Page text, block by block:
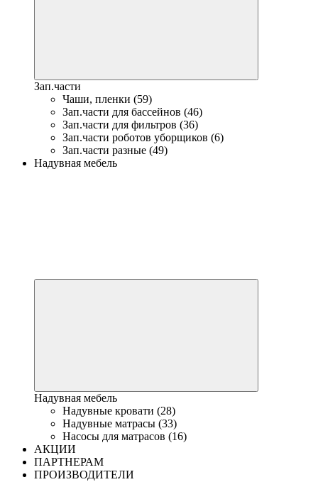
Зап.части
Чаши, пленки (59)
Зап.части для бассейнов (46)
Зап.части для фильтров (36)
Зап.части роботов уборщиков (6)
Зап.части разные (49)
Надувная мебель
Надувная мебель
Надувные кровати (28)
Надувные матрасы (33)
Насосы для матрасов (16)
АКЦИИ
ПАРТНЕРАМ
ПРОИЗВОДИТЕЛИ